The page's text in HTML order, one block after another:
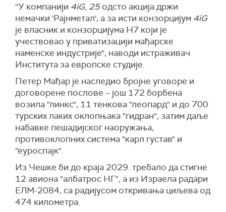
"У компанији 4iG, 25одсто акција држи
немачки 'Рајнметал', а за исти конзорцијум 4iG
је власник и конзорцијума Н7 који је
учествовао у приватизацији мађарске
наменске индустрије", наводи истраживач
Института за европске студије.
Петер Мађар је наследио бројне уговоре и
договорене послове – још 172 борбена
возила "линкс", 11 тенкова "леопард" и до 700
турских лаких оклопњака "гидран", затим даље
набавке пешадијског наоружања,
противоклопних система "карл густав" и
"еуроспајк".
Из Чешке би до краја 2029. требало да стигне
12 авиона "албатрос НГ", а из Израела радари
ЕЛМ-2084, са радијусом откривања циљева од
474 километра.